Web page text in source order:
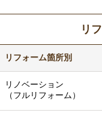
リ
リフォーム箇所別
リノベーション
（フルリフォーム）